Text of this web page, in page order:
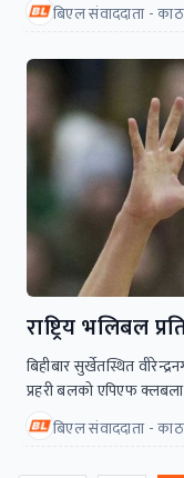
बिएल संवाददाता -
राष्ट्रिय भलिबल
बिहीबार सुर्खेतस्थित
प्रहरी बलको एपिएफ
बिएल संवाददाता -